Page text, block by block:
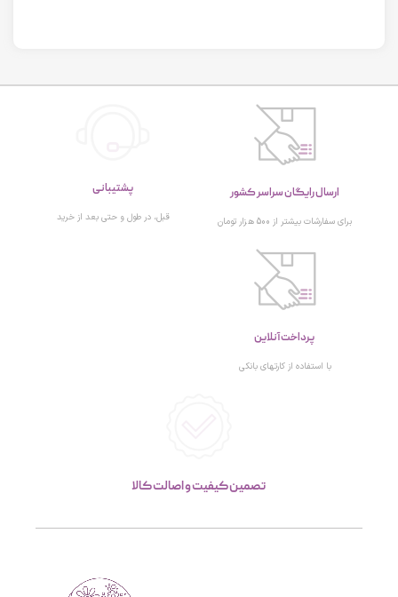
ارسال رایگان سراسر کشور
برای سفارشات بیشتر از 500 هزار تومان
پشتیبانی
قبل، در طول و حتی بعد از خرید
پرداخت آنلاین
با استفاده از کارتهای بانکی
تصمین کیفیت و اصالت کالا